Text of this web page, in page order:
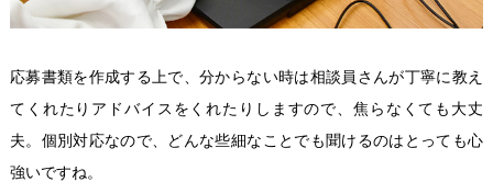
応募書類を作成する上で、分からない時は相談員さんが丁寧に教え
てくれたりアドバイスをくれたりしますので、焦らなくても大丈
夫。個別対応なので、どんな些細なことでも聞けるのはとっても心
強いですね。